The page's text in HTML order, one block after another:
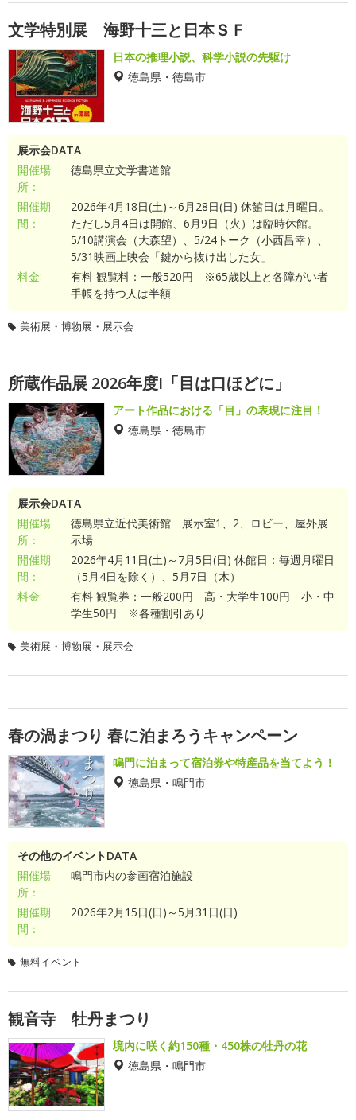
文学特別展 海野十三と日本ＳＦ
日本の推理小説、科学小説の先駆け
徳島県・徳島市
展示会DATA
開催場
所：
徳島県立文学書道館
開催期
間：
2026年4月18日(土)～6月28日(日) 休館日は月曜日。
ただし5月4日は開館、6月9日（火）は臨時休館。
5/10講演会（大森望）、5/24トーク（小西昌幸）、
5/31映画上映会「鍵から抜け出した女」
料金:
有料 観覧料：一般520円 ※65歳以上と各障がい者
手帳を持つ人は半額
美術展・博物展・展示会
所蔵作品展 2026年度I「目は口ほどに」
アート作品における「目」の表現に注目！
徳島県・徳島市
展示会DATA
開催場
所：
徳島県立近代美術館 展示室1、2、ロビー、屋外展
示場
開催期
間：
2026年4月11日(土)～7月5日(日) 休館日：毎週月曜日
（5月4日を除く）、5月7日（木）
料金:
有料 観覧券：一般200円 高・大学生100円 小・中
学生50円 ※各種割引あり
美術展・博物展・展示会
春の渦まつり 春に泊まろうキャンペーン
鳴門に泊まって宿泊券や特産品を当てよう！
徳島県・鳴門市
その他のイベントDATA
開催場
所：
鳴門市内の参画宿泊施設
開催期
間：
2026年2月15日(日)～5月31日(日)
無料イベント
観音寺 牡丹まつり
境内に咲く約150種・450株の牡丹の花
徳島県・鳴門市